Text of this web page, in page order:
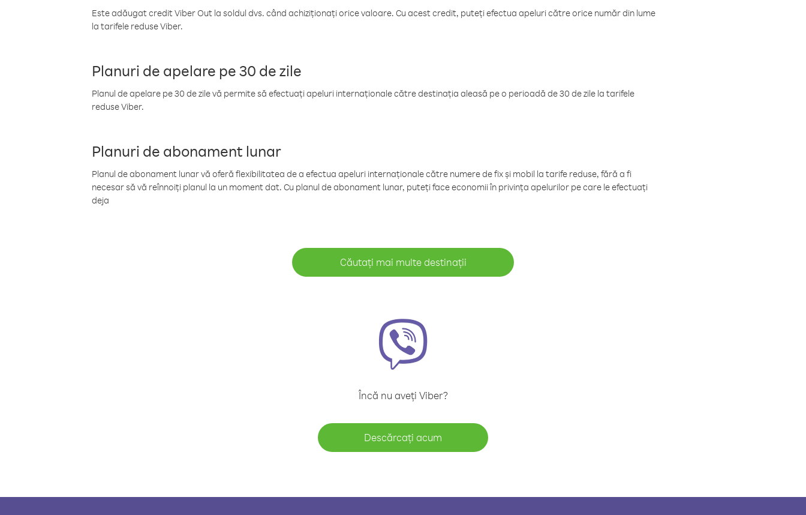
Este adăugat credit Viber Out la soldul dvs. când achiziționați orice valoare. Cu acest credit, puteți efectua apeluri către orice număr din lume
la tarifele reduse Viber.
Planuri de apelare pe 30 de zile
Planul de apelare pe 30 de zile vă permite să efectuați apeluri internaționale către destinația aleasă pe o perioadă de 30 de zile la tarifele
reduse Viber.
Planuri de abonament lunar
Planul de abonament lunar vă oferă flexibilitatea de a efectua apeluri internaționale către numere de fix și mobil la tarife reduse, fără a fi
necesar să vă reînnoiți planul la un moment dat. Cu planul de abonament lunar, puteți face economii în privința apelurilor pe care le efectuați
deja
Căutați mai multe destinații
Încă nu aveți Viber?
Descărcați acum